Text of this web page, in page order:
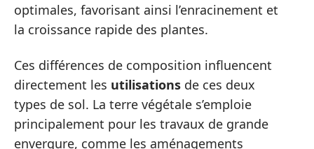
optimales, favorisant ainsi l’enracinement et
la croissance rapide des plantes.
Ces différences de composition influencent
directement les utilisations de ces deux
types de sol. La terre végétale s’emploie
principalement pour les travaux de grande
envergure, comme les aménagements